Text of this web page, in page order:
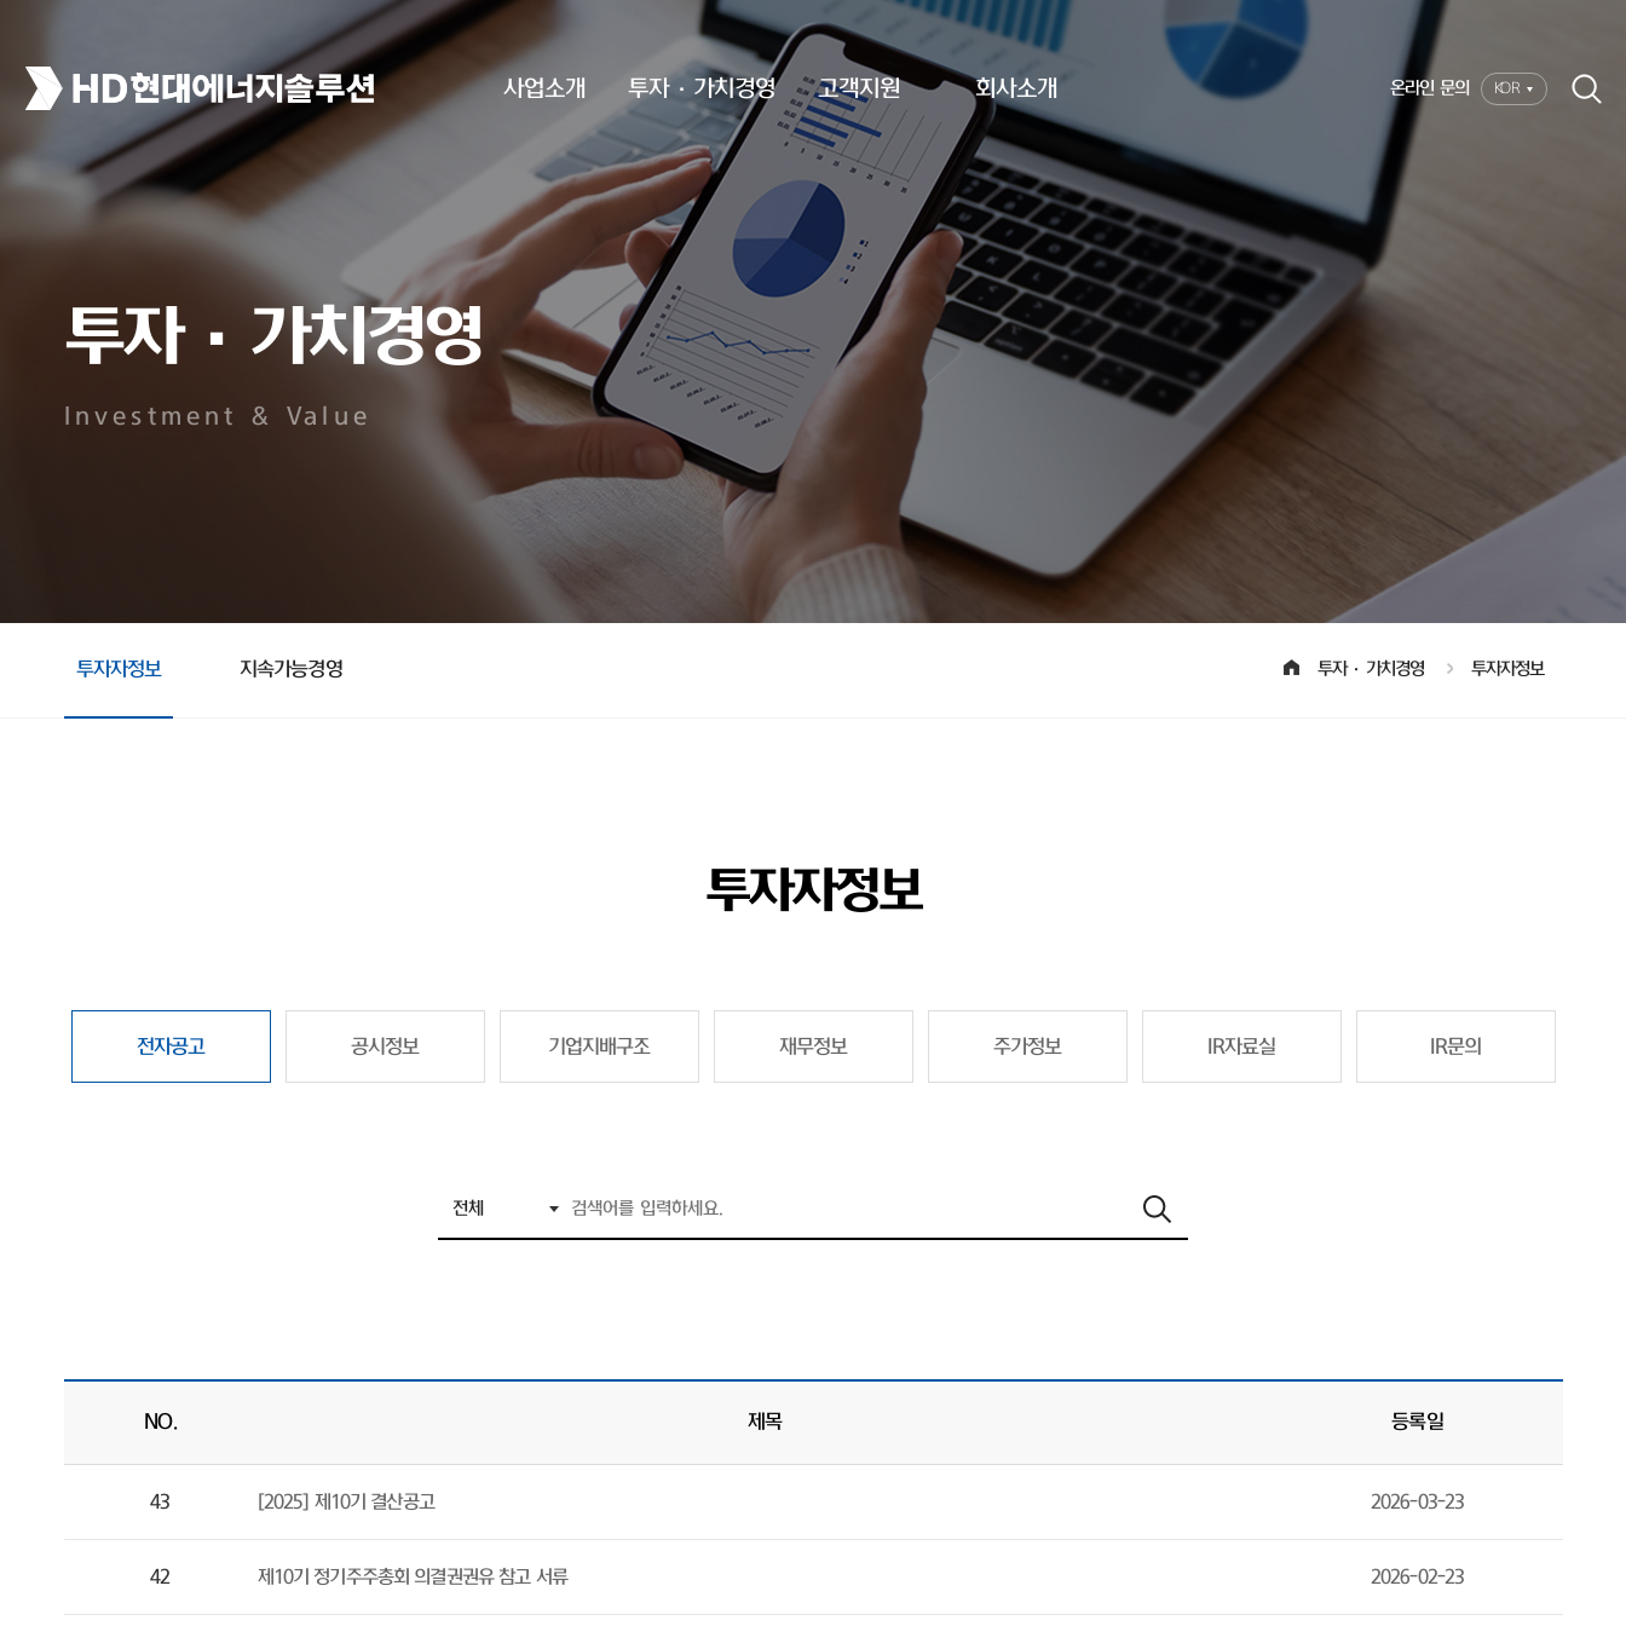
사업소개 투자·가치경영 고객지원 회사소개 온라인 문의 KOR
투자·가치경영
Investment & Value
투자자정보 지속가능경영 투자·가치경영 투자자정보
투자자정보
전자공고 공시정보 기업지배구조 재무정보 주가정보 IR자료실 IR문의
NO. 제목 등록일
43 [2025] 제10기 결산공고 2026-03-23
42 제10기 정기주주총회 의결권권유 참고 서류 2026-02-23